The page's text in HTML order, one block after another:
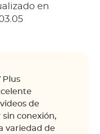
en
Plus
de
sin conexión,
variedad de